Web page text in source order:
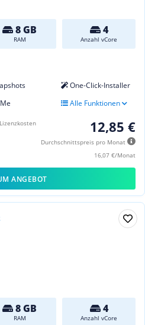
8 GB
RAM
4
Anzahl vCore
One-Click-Installer
Alle Funktionen
12,85 €
Durchschnittspreis pro Monat
16,07 €/Monat
ANGEBOT
8 GB
RAM
4
Anzahl vCore